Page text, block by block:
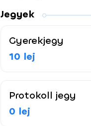
Jegyek
Gyerekjegy
10 lej
Protokoll jegy
0 lej